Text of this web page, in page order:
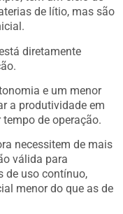
de lítio, mas são
diretamente
e um menor
a produtividade em
de operação.
necessitem de mais
válida para
de uso contínuo,
menor do que as de